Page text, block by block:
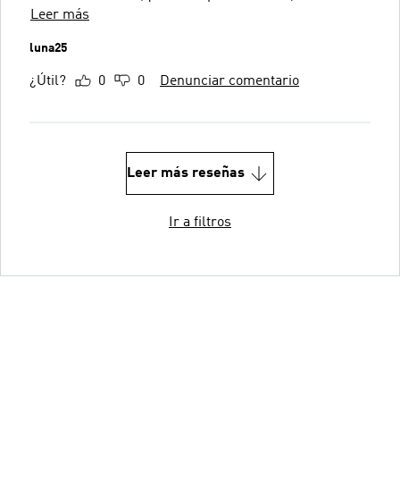
Leer más
luna25
¿Útil? 0 0 Denunciar comentario
Leer más reseñas
Ir a filtros